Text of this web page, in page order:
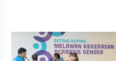
Band